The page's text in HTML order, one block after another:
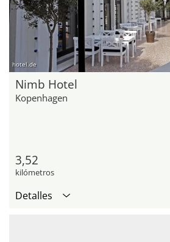
hotel.de
Nimb Hotel
Kopenhagen
3,52
kilómetros
Detalles